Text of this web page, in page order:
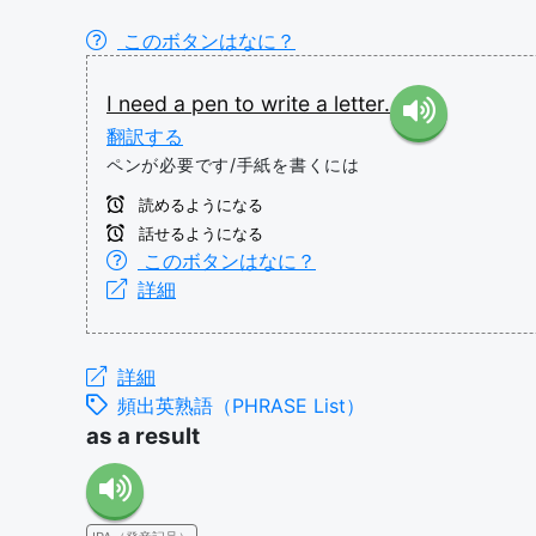
このボタンはなに？
I need a pen to write a letter.
翻訳する
ペンが必要です/手紙を書くには
読めるようになる
話せるようになる
このボタンはなに？
詳細
詳細
頻出英熟語（PHRASE List）
as a result